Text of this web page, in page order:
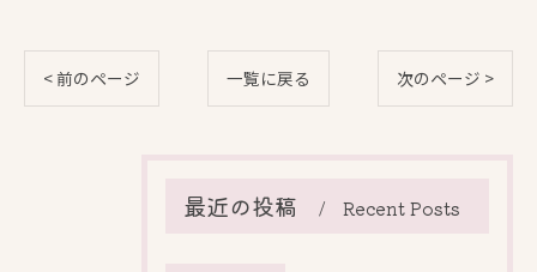
< 前のページ 一覧に戻る 次のページ >
最近の投稿 Recent Posts